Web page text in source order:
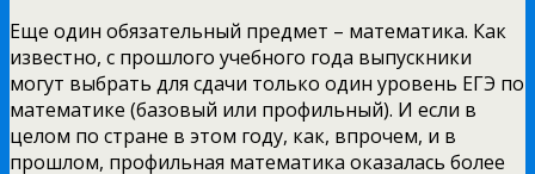
Еще один обязательный предмет – математика. Как
известно, с прошлого учебного года выпускники
могут выбрать для сдачи только один уровень ЕГЭ по
математике (базовый или профильный). И если в
целом по стране в этом году, как, впрочем, и в
прошлом, профильная математика оказалась более